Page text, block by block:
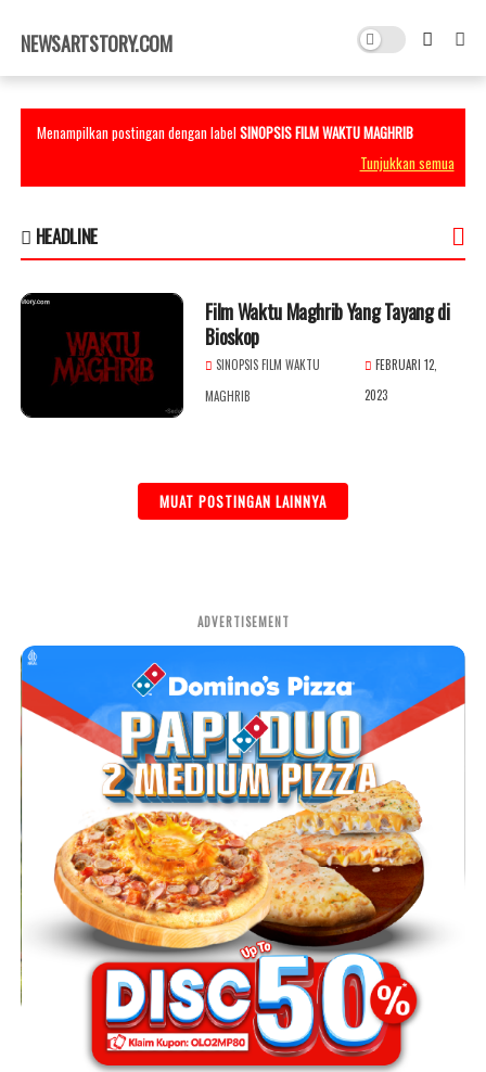
×
NEWSARTSTORY.COM
Menampilkan postingan dengan labelSINOPSIS FILM WAKTU MAGHRIB
Tunjukkan semua
HEADLINE
Film Waktu Maghrib Yang Tayang di
Bioskop
SINOPSIS FILM WAKTU
MAGHRIB
FEBRUARI 12,
2023
MUAT POSTINGAN LAINNYA
ADVERTISEMENT